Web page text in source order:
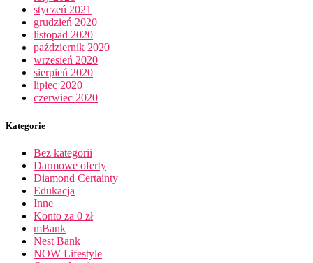
styczeń 2021
grudzień 2020
listopad 2020
październik 2020
wrzesień 2020
sierpień 2020
lipiec 2020
czerwiec 2020
Kategorie
Bez kategorii
Darmowe oferty
Diamond Certainty
Edukacja
Inne
Konto za 0 zł
mBank
Nest Bank
NOW Lifestyle